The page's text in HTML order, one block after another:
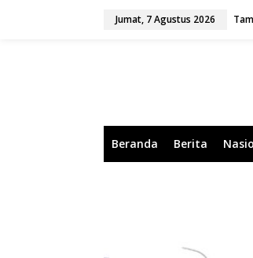
Jumat, 7 Agustus 2026
Beranda Berita